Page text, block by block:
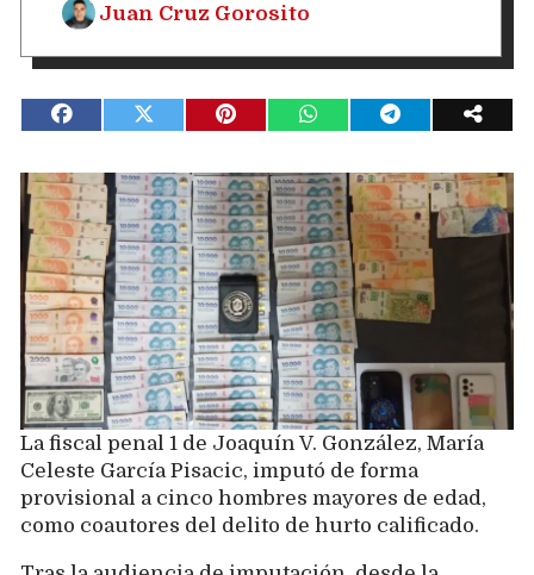
Juan Cruz Gorosito
La fiscal penal 1 de Joaquín V. González, María
Celeste García Pisacic, imputó de forma
provisional a cinco hombres mayores de edad,
como coautores del delito de hurto calificado.